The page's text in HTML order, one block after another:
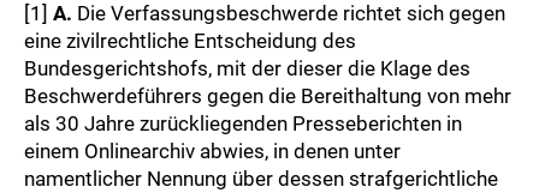
[1] A. Die Verfassungsbeschwerde richtet sich gegen
eine zivilrechtliche Entscheidung des
Bundesgerichtshofs, mit der dieser die Klage des
Beschwerdeführers gegen die Bereithaltung von mehr
als 30 Jahre zurückliegenden Presseberichten in
einem Onlinearchiv abwies, in denen unter
namentlicher Nennung über dessen strafgerichtliche